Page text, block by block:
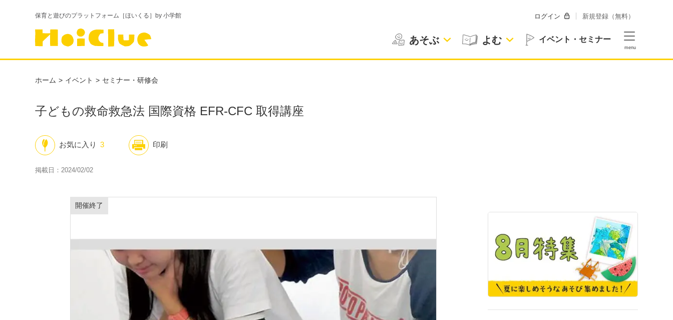
保育と遊びのプラットフォーム［ほいくる］by 小学館
あそぶ よむ イベント・セミナー
ログイン 新規登録（無料）
ホーム イベント セミナー・研修会
子どもの救命救急法 国際資格 EFR-CFC 取得講座
お気に入り 3 印刷
掲載日：2024/02/02
開催終了